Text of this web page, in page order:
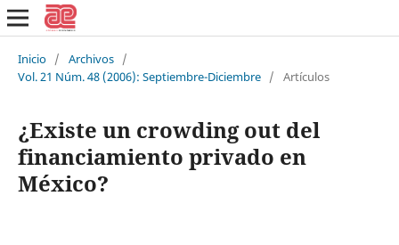
Inicio / Archivos /
Vol. 21 Núm. 48 (2006): Septiembre-Diciembre / Artículos
¿Existe un crowding out del
financiamiento privado en
México?